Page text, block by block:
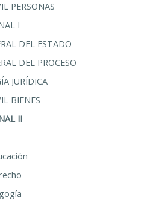
PERSONAS
I
DEL ESTADO
DEL PROCESO
JURÍDICA
BIENES
II